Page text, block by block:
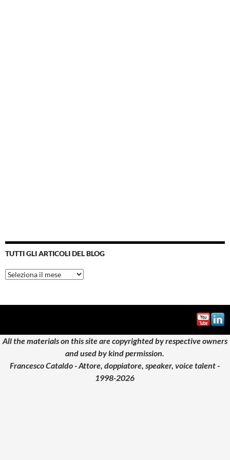
TUTTI GLI ARTICOLI DEL BLOG
Tutti
gli
All the materials on this site are copyrighted by respective owners
and used by kind permission.
Francesco Cataldo - Attore, doppiatore, speaker, voice talent -
1998-2026